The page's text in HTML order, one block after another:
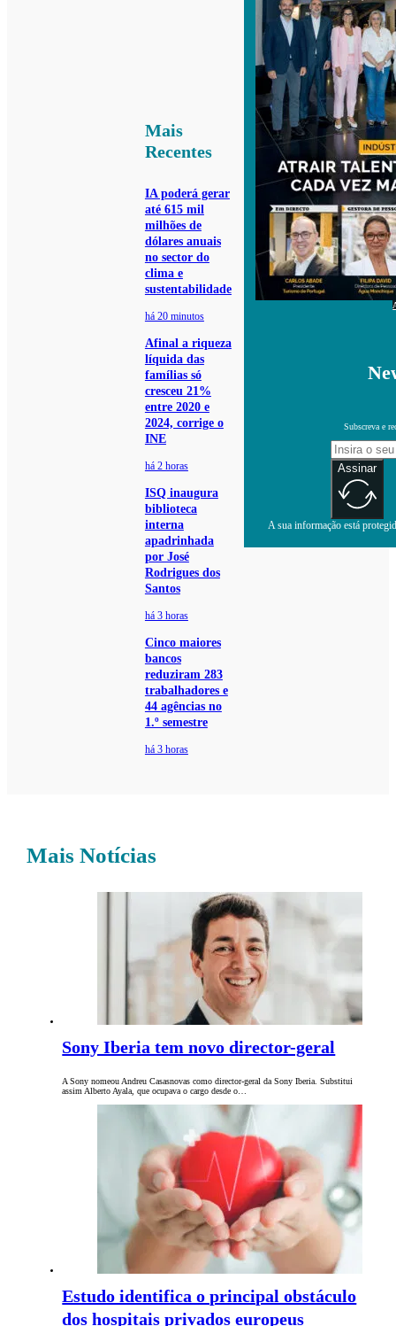
Mais
Recentes
IA poderá gerar
até 615 mil
milhões de
dólares anuais
no sector do
clima e
sustentabilidade
há 20 minutos
Afinal a riqueza
líquida das
famílias só
cresceu 21%
entre 2020 e
2024, corrige o
INE
há 2 horas
ISQ inaugura
biblioteca
interna
apadrinhada
por José
Rodrigues dos
Santos
há 3 horas
Cinco maiores
bancos
reduziram 283
trabalhadores e
44 agências no
1.º semestre
há 3 horas
Subscreva e
Assinar
A sua informação está
Mais Notícias
Sony Iberia tem novo director-geral
A Sony nomeou Andreu Casasnovas como director-geral da Sony Iberia. Substitui
assim Alberto Ayala, que ocupava o cargo desde o…
Estudo identifica o principal obstáculo
dos hospitais privados europeus